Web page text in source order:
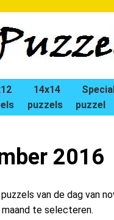
14x14
puzzels
puzzel
2016
van de dag van
te selecteren.